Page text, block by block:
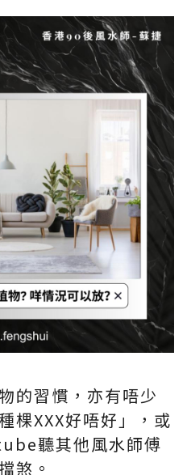
的習慣，亦有唔少
棵XXX好唔好」，或
聽其他風水師傅
煞。